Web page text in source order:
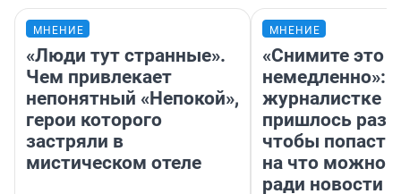
МНЕНИЕ
«Люди тут странные».
Чем привлекает
непонятный «Непокой»,
герои которого
застряли в
мистическом отеле
МНЕНИЕ
«Снимите это
немедленно»:
журналистке
пришлось
чтобы попасть
на что можно
ради новости